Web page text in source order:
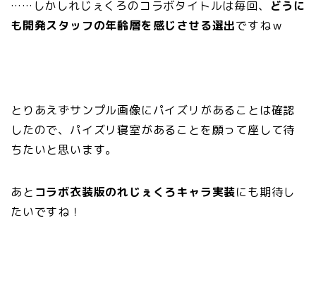
……しかしれじぇくろのコラボタイトルは毎回、
どうに
も開発スタッフの年齢層を感じさせる選出ですねｗ
とりあえずサンプル画像にパイズリがあることは確認
したので、パイズリ寝室があることを願って座して待
ちたいと思います。
あと コラボ衣装版のれじぇくろキャラ実装にも期待し
たいですね！